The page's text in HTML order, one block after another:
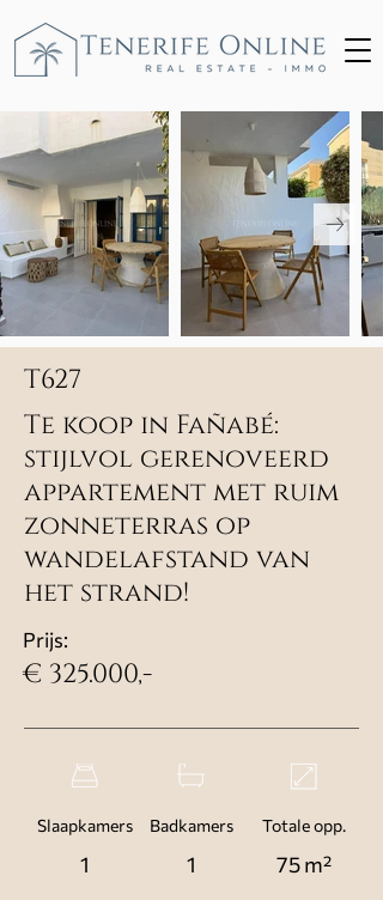
T627
Te koop in Fañabé:
stijlvol gerenoveerd
appartement met ruim
zonneterras op
wandelafstand van
het strand!
Prijs:
€ 325.000,-
Slaapkamers Badkamers
1 1
Totale opp.
75 m²